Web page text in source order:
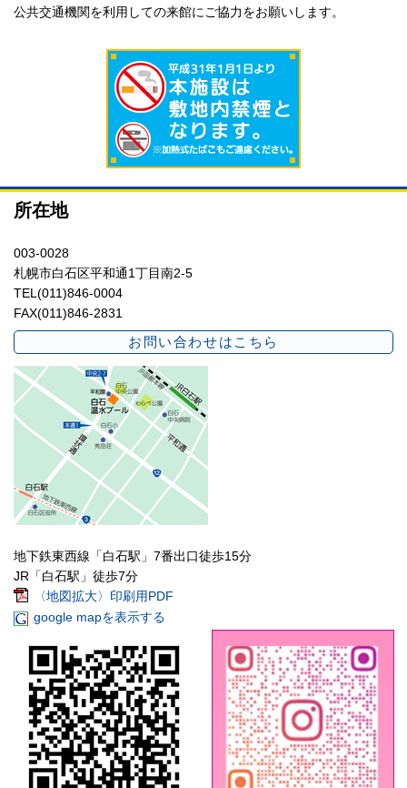
公共交通機関を利用しての来館にご協力をお願いします。
所在地
003-0028
札幌市白石区平和通1丁目南2-5
TEL(011)846-0004
FAX(011)846-2831
お問い合わせはこちら
地下鉄東西線「白石駅」7番出口徒歩15分
JR「白石駅」徒歩7分
〈地図拡大〉印刷用PDF
google mapを表示する